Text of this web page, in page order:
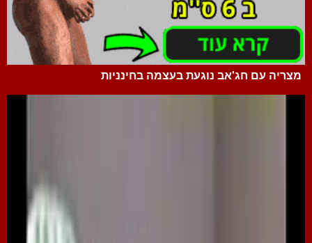
מצריה עם חג'אב נוגעת בעצמה בחינניות